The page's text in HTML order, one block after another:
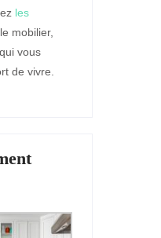
les
, le mobilier,
vous
de vivre.